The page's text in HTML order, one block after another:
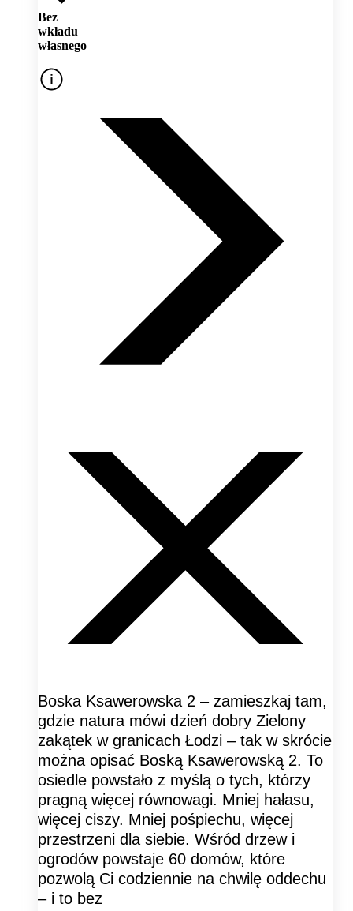
Bez
wkładu
własnego
Boska Ksawerowska 2 – zamieszkaj tam,
gdzie natura mówi dzień dobry Zielony
zakątek w granicach Łodzi – tak w skrócie
można opisać Boską Ksawerowską 2. To
osiedle powstało z myślą o tych, którzy
pragną więcej równowagi. Mniej hałasu,
więcej ciszy. Mniej pośpiechu, więcej
przestrzeni dla siebie. Wśród drzew i
ogrodów powstaje 60 domów, które
pozwolą Ci codziennie na chwilę oddechu
– i to bez